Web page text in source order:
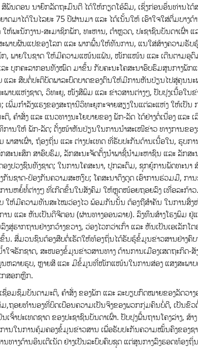
ພັນດອນ ນາຍົກລັດຖະມົນຕີ ໄດ້ໃຫ້ກຽດໂອ້ລົມ, ເຊິ່ງກ່ອນອຶ່ນທ່ານໄດ້
ມາໄດ້ໃນໄລຍະ 75 ປີຜ່ານມາ ແລະ ໄດ້ເນັ້ນໃຫ້ ເອົາໃຈໃສ່ຕື່ມບາງດ້
ພະນັກງານ-ສະມາຊິກພັກ, ທະຫານ, ຕໍາຫຼວດ, ປະຊາຊົນບັນດາເຜົ່າ ແ
ພາບຜັນແປຂອງໂລກ ແລະ ພາກພື້ນໃຫ້ທັນການ, ແນໃສ່ສ້າງຄວາມຮັບຮູ້
ກ, ພາຍໃນຊາດ ໃຫ້ມີຄວາມແໜ້ນແຟ້ນ, ໜັກແໜ້ນ ແລະ ເດີນຕາມອຸດົ
ະ ບຸກຄະລາກອນທັງໝົດ ມາຂຶ້ນ ກັບຄະນະໂຄສະນາອົບຮົມສູນກາງພັກ
ແລະ ສືບຕໍ່ປະຕິບັດພາລະບົດບາດຂອງຕົນໃຫ້ມີການຫັນປ່ຽນໄປສູ່ຄຸນນ
າບແຫ່ງຊາດ, ວິທະຍຸ, ໜັງສືພິມ ແລະ ຂ່າວສານຕ່າງໆ, ປັບປຸງເນື້ອໃ
ພີ່ມກໍາລັງແຮງຂອງສະຖານີວິທະຍຸກະຈາຍສຽງໃນແຕ່ລະແຫ່ງ ໃຫ້ເປັນ
, ຄໍາສັ່ງ ແລະ ແນວທາງນະໂຍບາຍຂອງ ພັກ-ລັດ ໄດ້ຢ່າງຕໍ່ເນື່ອງ ແລ
ການໃຫ້ ພັກ-ລັດ; ຕັ້ງໜ້າຫັນປ່ຽນໃນການນໍາສະເໜີຂ່າວ ທາງການຂອ
ພາສາເຜົ່າ, ຖ້ອງຖິ່ນ ແລະ ຕ່າງປະເທດ ທີ່ຮັບປະກັນດ້ານເນື້ອໃນ, ຮູ
ະນະສຶກ ສາອົບຮົມ, ລັກສະນະຈັດຕັ້ງນໍາພາຊີ້ນຳມະຫາຊົນ ແລະ ລັກສ
ງປວງຊົນທັງຊາດ; ໃນການໂຄສະນາ, ປຸກລະດົມ, ຊຸກຍູ້ການພັດທະນາ
ນຊາດ-ປ້ອງກັນຄວາມສະຫງົບ; ໂຄສະນາດຶງດູດ ເອົາການຮ່ວມມື, ກາ
ານຫຍໍ້ທໍ້ຕ່າງໆ ທີ່ເກີດຂຶ້ນໃນສັງຄົມ ໃຫ້ຫຼຸດໜ້ອຍຖອຍລົງ ເທື່ອລະກ້າ
ບ ໃຫ້ມີຄວາມທັນສະໄໝວ່ອງໄວ ພ້ອມກັນນັ້ນ ຕ້ອງຖືສໍາຄັນ ໃນການ
ນ ແລະ ຫັນເປັນດີຈີຕອນ (ຜ່ານທາງອອນລາຍ). ລົງທຶນສ້າງໂຮງພິມ
ງສູ່ຮາກຖານຢ່າງກວ້າງຂວາງ, ວ່ອງໄວກວ່າເກົ່າ ແລະ ຫັນເປັນເອເລັ
. ສື່ມວນຊົນຕ້ອງສືບຕໍ່ເຮັດໃຫ້ທ້ອງຖິ່ນໄດ້ຮັບຮູ້ຂໍ້ມູນຂ່າວສານຢ່າງຄົບ
ໃຈຮັກຊາດ, ສະໜອງຂໍ້ມູນຂ່າວສານທາງ ດ້ານການເມືອງເສດຖະກິດ-ສັ
ລາຍຮູບ, ຫຼາຍສີ ແລະ ມີຂໍ້ມູນທີ່ໜັກແໜ້ນໃນການສ່ອງ ແສງສະພາບຄ
ກສອກຫຼີກ.
ອມຊຶມບັນດາມະຕິ, ຄໍາສັ່ງ ຂອງພັກ ແລະ ລະບຽບກົດໝາຍຂອງລັດວາ
ຖອຍທໍານອງທີ່ບິດເບືອນຄວາມເປັນຈິງຂອງພວກກຸ່ມຄົນບໍ່ດີ, ເປັນຂົວ
ເຈົ້າປະເທດຊາດ ຂອງປະຊາຊົນບັນດາເຜົ່າ. ປັບປຸງພື້ນຖານໂຄງລ່າງ,
ານໃນການຄຸ້ມຄອງຂໍ້ມູນຂ່າວສານ ເພື່ອຮັບປະກັນຄວາມໝັ້ນຄົງຂອງຊ
ນທາງດ້ານອິນເຕີເນັດ ຢ່າງເປັນລະບົບຄົບຊຸດ ແຕ່ສູນກາງລົງຮອດທ້ອ